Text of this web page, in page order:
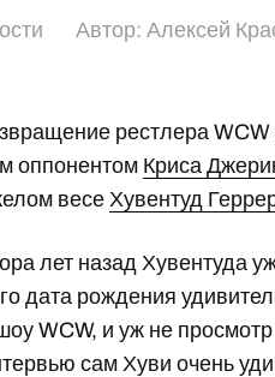
Автор:Алексей
рестлера
оппонентом Криса
весеХувентуд
лет назад Хувентуда
дата рождения
WCW, и уж не
сам Хуви очень